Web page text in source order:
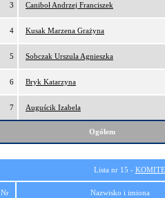
3 Caniboł Andrzej Franciszek
4 Kusak Marzena Grażyna
5 Sobczak Urszula Agnieszka
6 Bryk Katarzyna
7 Auguścik Izabela
Ogółem
Lista nr 15 -
Nr Nazwisko i imiona